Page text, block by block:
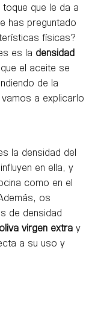
que le da a
has preguntado
físicas?
es la densidad
el aceite se
de la
a explicarlo
la densidad del
en ella, y
como en el
os
de densidad
virgen extra y
a su uso y